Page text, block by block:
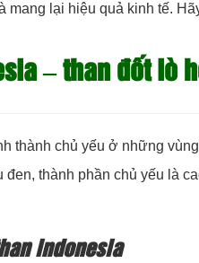
mang lại hiệu quả kinh tế.
– than đốt lò
thành chủ yếu ở những
đen, thành phần chủ yếu là
indonesia